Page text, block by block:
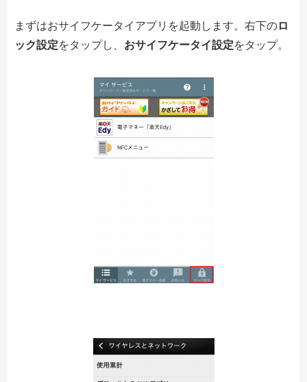
まずはおサイフケータイアプリを起動します。右下のロ
ック設定をタップし、 おサイフケータイ設定をタップ。